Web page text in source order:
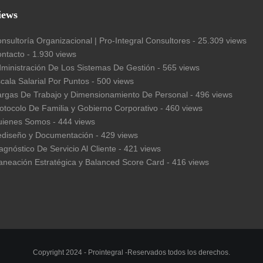
Organizacional | Pro-Integral Consultores - 25.309 views
- 1.930 views
De Los Sistemas De Gestión - 565 views
Salarial Por Puntos - 500 views
De Trabajo y Dimensionamiento De Personal - 496 views
De Familia y Gobierno Corporativo - 460 views
Somos - 444 views
y Documentación - 429 views
De Servicio Al Cliente - 421 views
Estratégica y Balanced Score Card - 416 views
Copyright 2024 - Prointegral -Reservados todos los derechos.